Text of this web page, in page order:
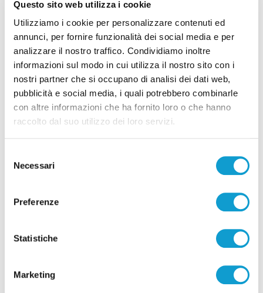
Questo sito web utilizza i cookie
Utilizziamo i cookie per personalizzare contenuti ed
annunci, per fornire funzionalità dei social media e per
analizzare il nostro traffico. Condividiamo inoltre
informazioni sul modo in cui utilizza il nostro sito con i
nostri partner che si occupano di analisi dei dati web,
pubblicità e social media, i quali potrebbero combinarle
con altre informazioni che ha fornito loro o che hanno
raccolto dal suo utilizzo dei loro servizi.
delNecessari
Preferenze
Statistiche
Marketing
Correlati
San Benedetto del Tronto - Super ospiti per il